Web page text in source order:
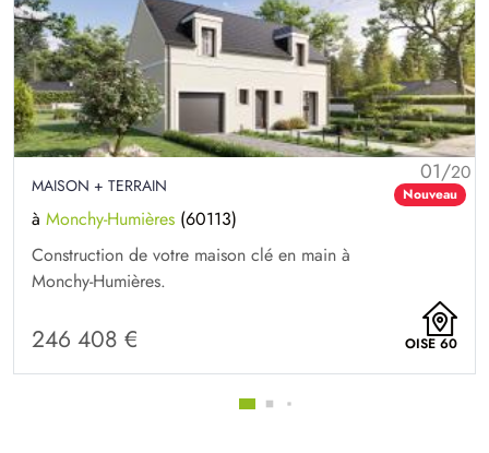
01/20
Nouveau
MAISON + TERRAIN
à Monchy-Humières (60113)
Construction de votre maison clé en main à
Monchy-Humières.
246 408 € OISE 60